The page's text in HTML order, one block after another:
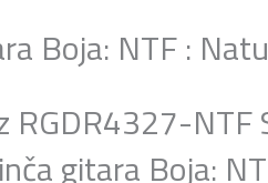
Boja: NTF :
RGDR4327-NTF
gitara Boja: